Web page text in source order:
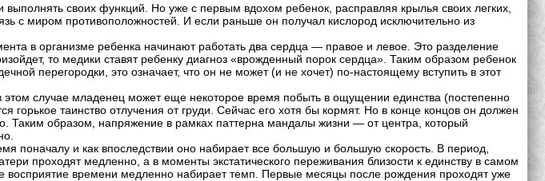
своих функций. Но уже с первым вдохом ребенок, расправляя крылья своих легких,
с миром противоположностей. И если раньше он получал кислород исключительно из
в организме ребенка начинают работать два сердца — правое и левое. Это разделение
то медики ставят ребенку диагноз «врожденный порок сердца». Таким образом ребенок
перегородки, это означает, что он не может (и не хочет) по-настоящему вступить в этот
этом случае младенец может еще некоторое время побыть в ощущении единства (постепенно
таинство отлучения от груди. Сейчас его хотя бы кормят. Но в конце концов он должен
Таким образом, напряжение в рамках паттерна мандалы жизни — от центра, который
поначалу и как впоследствии оно набирает все большую и большую скорость. В период,
проходят медленно, а в моменты экстатического переживания близости к единству в самом
восприятие времени медленно набирает темп. Первые месяцы после рождения проходят уже